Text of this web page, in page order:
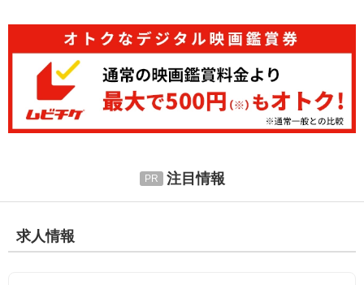
注目情報
求人情報